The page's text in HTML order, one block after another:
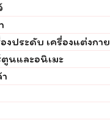
งประดับ เครื่องแต่งกาย
ตูนและอนิเมะ